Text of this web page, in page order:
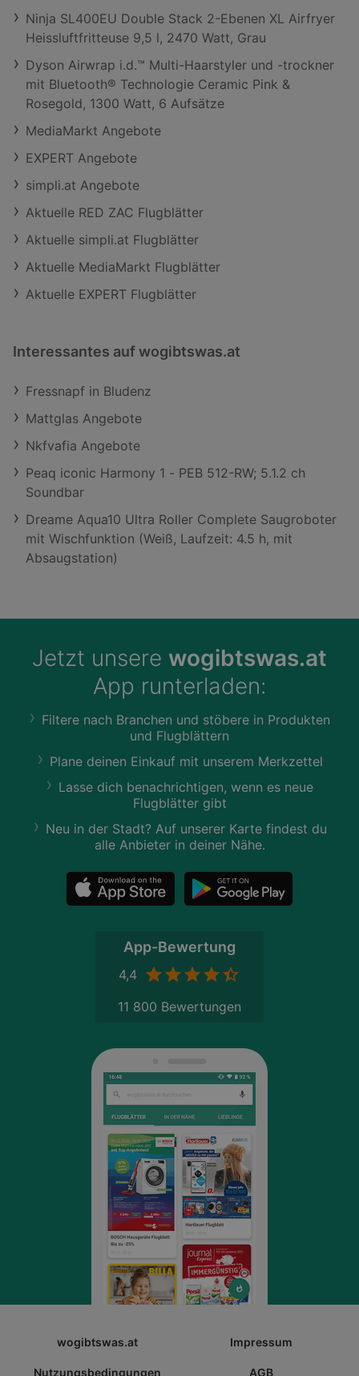
Ninja SL400EU Double Stack 2-Ebenen XL Airfryer
Heissluftfritteuse 9,5 l, 2470 Watt, Grau
Dyson Airwrap i.d.™ Multi-Haarstyler und -trockner
mit Bluetooth® Technologie Ceramic Pink &
Rosegold, 1300 Watt, 6 Aufsätze
MediaMarkt Angebote
EXPERT Angebote
simpli.at Angebote
Aktuelle RED ZAC Flugblätter
Aktuelle simpli.at Flugblätter
Aktuelle MediaMarkt Flugblätter
Aktuelle EXPERT Flugblätter
Interessantes auf wogibtswas.at
Fressnapf in Bludenz
Mattglas Angebote
Nkfvafia Angebote
Peaq iconic Harmony 1 - PEB 512-RW; 5.1.2 ch
Soundbar
Dreame Aqua10 Ultra Roller Complete Saugroboter
mit Wischfunktion (Weiß, Laufzeit: 4.5 h, mit
Absaugstation)
Jetzt unsere wogibtswas.at
App runterladen:
Filtere nach Branchen und stöbere in Produkten
und Flugblättern
Plane deinen Einkauf mit unserem Merkzettel
Lasse dich benachrichtigen, wenn es neue
Flugblätter gibt
Neu in der Stadt? Auf unserer Karte findest du
alle Anbieter in deiner Nähe.
App-Bewertung
4,4
11 800 Bewertungen
wogibtswas.at Impressum
Nutzungsbedingungen AGB